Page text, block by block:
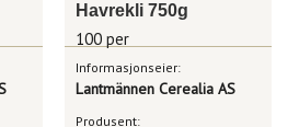
Havrekli 750g
100 per
Informasjonseier:
Lantmännen Cerealia AS
Produsent: